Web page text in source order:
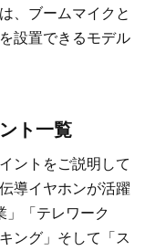
、ブームマイクと
設置できるモデル
ト一覧
ントをご説明して
導イヤホンが活躍
」「テレワーク
ング」そして「ス